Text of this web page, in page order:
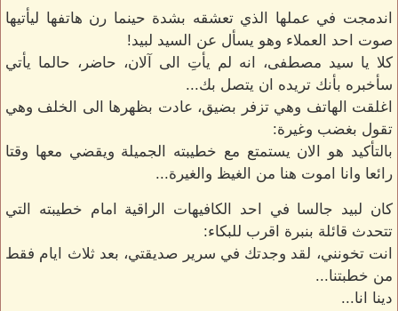
اندمجت في عملها الذي تعشقه بشدة حينما رن هاتفها ليأتيها
صوت احد العملاء وهو يسأل عن السيد لبيد!
كلا يا سيد مصطفى، انه لم يأتِ الى آلان، حاضر، حالما يأتي
سأخبره بأنك تريده ان يتصل بك...
اغلقت الهاتف وهي تزفر بضيق، عادت بظهرها الى الخلف وهي
تقول بغضب وغيرة:
بالتأكيد هو الان يستمتع مع خطيبته الجميلة ويقضي معها وقتا
رائعا وانا اموت هنا من الغيظ والغيرة...
كان لبيد جالسا في احد الكافيهات الراقية امام خطيبته التي
تتحدث قائلة بنبرة اقرب للبكاء:
انت تخونني، لقد وجدتك في سرير صديقتي، بعد ثلاث ايام فقط
من خطبتنا...
دينا انا...